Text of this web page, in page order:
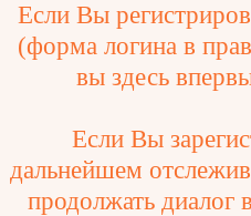
Если Вы
(форма логина в
вы здесь
Если Вы
дальнейшем
продолжать диалог